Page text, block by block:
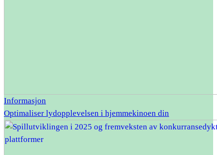
Informasjon
Optimaliser lydopplevelsen i hjemmekinoen din